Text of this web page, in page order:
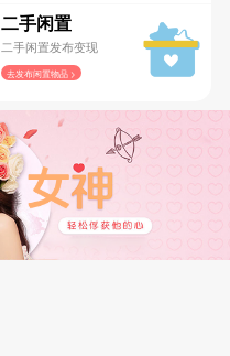
二手闲置
二手闲置发布变现
去发布闲置物品 >